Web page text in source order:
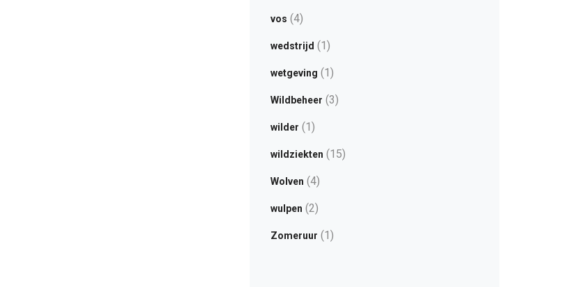
vos (4)
wedstrijd (1)
wetgeving (1)
Wildbeheer (3)
wilder (1)
wildziekten (15)
Wolven (4)
wulpen (2)
Zomeruur (1)